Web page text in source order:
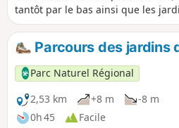
tantôt par le bas ainsi que les
de poche.
Parcours des jardins
Parc Naturel Régional
2,53 km
+8 m
-8 m
0h 45
Facile